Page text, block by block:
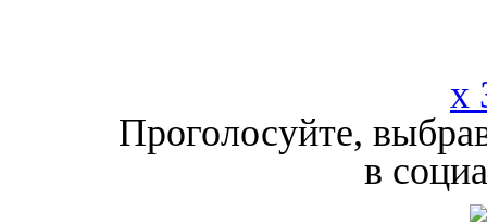
x
Проголосуйте,
в